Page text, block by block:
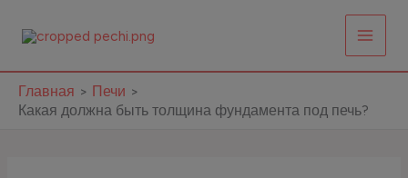
Главная
Печи
Какая должна быть толщина фундамента под печь?